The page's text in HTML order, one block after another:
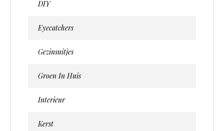
DIY
Eyecatchers
Gezinsuitjes
Groen In Huis
Interieur
Kerst